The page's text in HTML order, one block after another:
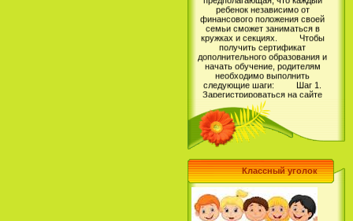
семьи сможет заниматься в
кружках и секциях. Чтобы
получить сертификат
дополнительного образования и
начать обучение, родителям
необходимо выполнить
следующие шаги: Шаг 1.
Зарегистрироваться на сайте
Навигатор дополнительного
образования детей Рязанской
области, перейдя по ссылке https://
р62.навигатор.дети (более
подробную инструкцию по
регистрации Вы можете прочитать
тут: https://vk.com/@rmc62-kak-
zaregistrirovatsya-v-naviga..);
Шаг 2. Выбрать для своего
ребенка программу
дополнительного образования и
записаться на обучение; Шаг
3. Получить Сертификат
дополнительного образования в
Личном кабинете пользователя на
Классный уголок